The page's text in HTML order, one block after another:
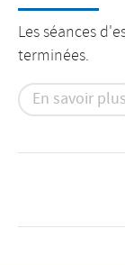
Les séances
terminées.
En savoir plus